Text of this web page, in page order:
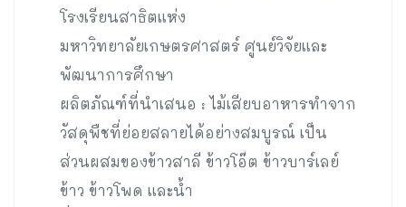
โรงเรียนสาธิตแห่ง
มหาวิทยาลัยเกษตรศาสตร์ ศูนย์วิจัยและ
พัฒนาการศึกษา
ผลิตภัณฑ์ที่นำเสนอ : ไม้เสียบอาหารทำจาก
วัสดุพืชที่ย่อยสลายได้อย่างสมบูรณ์ เป็น
ส่วนผสมของข้าวสาลี ข้าวโอ๊ต ข้าวบาร์เลย์
ข้าว ข้าวโพด และน้ำ